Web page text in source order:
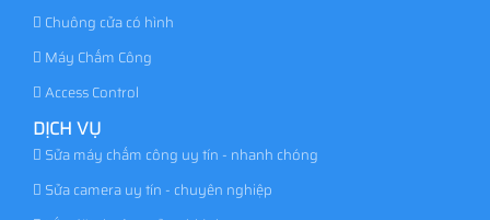
Chuông cửa có hình
Máy Chấm Công
Access Control
DỊCH VỤ
Sửa máy chấm công uy tín - nhanh chóng
Sửa camera uy tín - chuyên nghiệp